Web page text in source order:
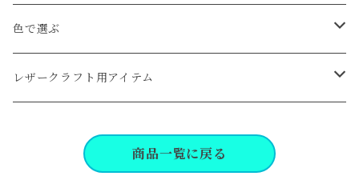
card
coin
色で選ぶ
クロ系
レッド,イエロー,オレンジ系
レザークラフト用アイテム
商品一覧に戻る